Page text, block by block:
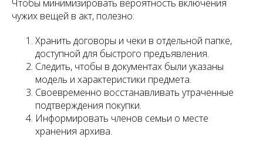
Чтобы минимизировать вероятность включения
чужих вещей в акт, полезно:
Хранить договоры и чеки в отдельной папке,
доступной для быстрого предъявления.
Следить, чтобы в документах были указаны
модель и характеристики предмета.
Своевременно восстанавливать утраченные
подтверждения покупки.
Информировать членов семьи о месте
хранения архива.